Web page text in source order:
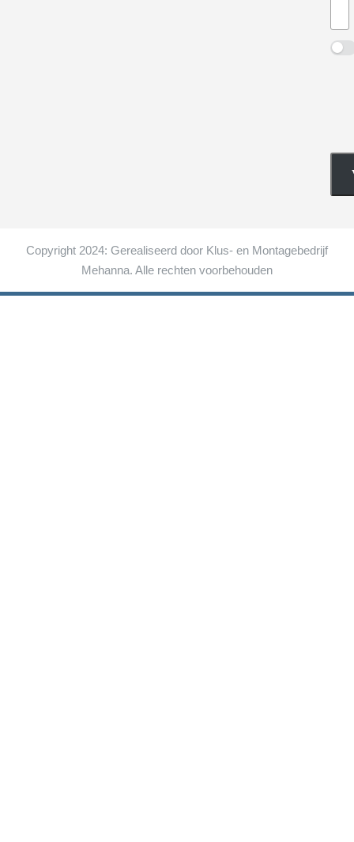
Copyright 2024: Gerealiseerd door Klus- en Montagebedrijf
Mehanna. Alle rechten voorbehouden